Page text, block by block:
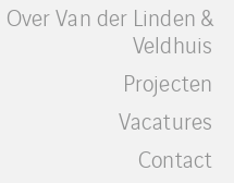
Over Van der Linden &
Veldhuis
Projecten
Vacatures
Contact